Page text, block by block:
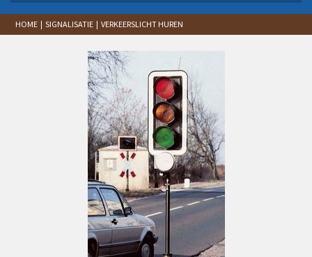
HOME | SIGNALISATIE | VERKEERSLICHT HUREN